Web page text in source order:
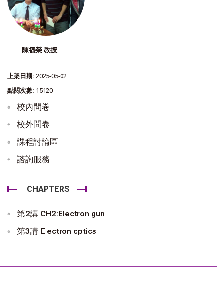
陳福榮 教授
上架日期: 2025-05-02
點閱次數: 15120
校內問卷
校外問卷
課程討論區
諮詢服務
CHAPTERS
第2講 CH2:Electron gun
第3講 Electron optics